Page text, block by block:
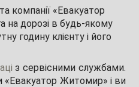
компанії «Евакуатор
дорозі в будь-якому
годину клієнту і його
з сервісними службами.
«Евакуатор Житомир» і ви